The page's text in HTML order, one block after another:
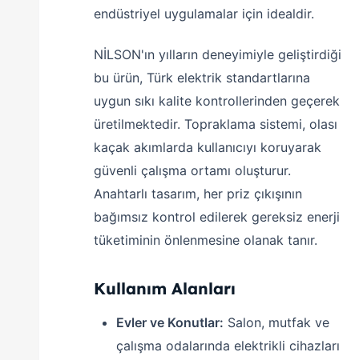
endüstriyel uygulamalar için idealdir.
NİLSON'ın yılların deneyimiyle geliştirdiği
bu ürün, Türk elektrik standartlarına
uygun sıkı kalite kontrollerinden geçerek
üretilmektedir. Topraklama sistemi, olası
kaçak akımlarda kullanıcıyı koruyarak
güvenli çalışma ortamı oluşturur.
Anahtarlı tasarım, her priz çıkışının
bağımsız kontrol edilerek gereksiz enerji
tüketiminin önlenmesine olanak tanır.
Kullanım Alanları
Evler ve Konutlar: Salon, mutfak ve
çalışma odalarında elektrikli cihazları